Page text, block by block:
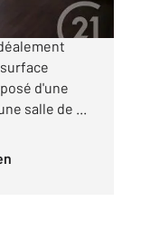
au 5ème et
d'une
salle de ...